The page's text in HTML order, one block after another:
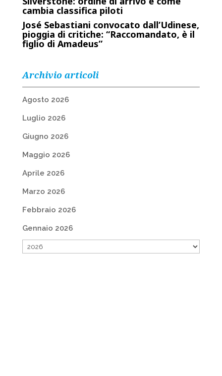
cambia classifica piloti
José Sebastiani convocato dall’Udinese,
pioggia di critiche: “Raccomandato, è il
figlio di Amadeus”
Archivio articoli
Agosto 2026
Luglio 2026
Giugno 2026
Maggio 2026
Aprile 2026
Marzo 2026
Febbraio 2026
Gennaio 2026